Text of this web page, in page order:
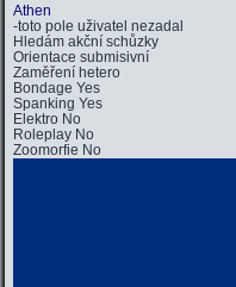
Athen
-toto pole uživatel nezadal
Hledám akční schůzky
Orientace submisivní
Zaměření hetero
Bondage Yes
Spanking Yes
Elektro No
Roleplay No
Zoomorfie No